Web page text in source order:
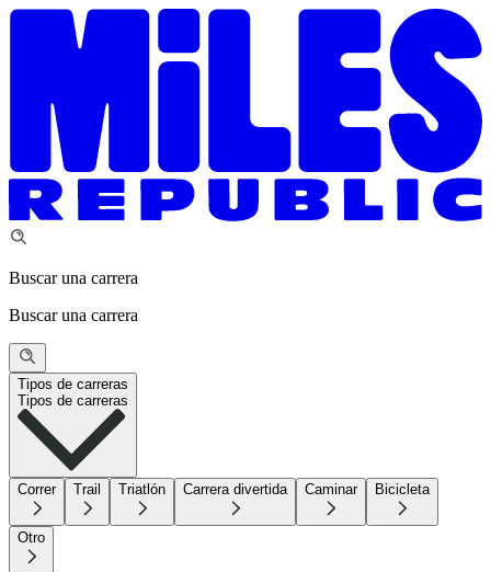
Buscar una carrera
Buscar una carrera
Tipos de carreras
Tipos de carreras
Correr Trail Triatlón Carrera divertida Caminar Bicicleta
Otro